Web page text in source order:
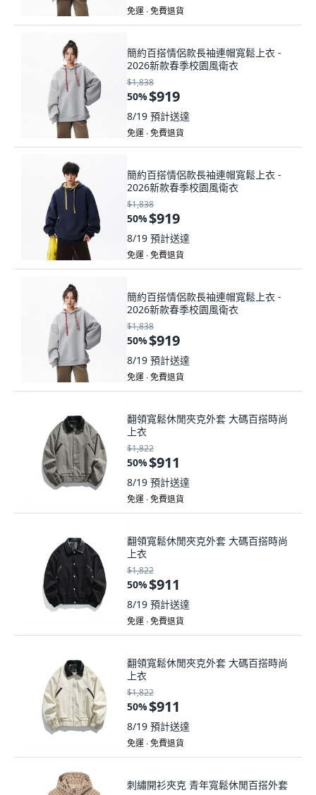
免運 ∙ 免費退貨
簡約百搭情侶款長袖連帽寬鬆上衣 -
2026新款春季校園風衛衣
$1,838
50%$919
8/19 預計送達
免運 ∙ 免費退貨
簡約百搭情侶款長袖連帽寬鬆上衣 -
2026新款春季校園風衛衣
$1,838
50%$919
8/19 預計送達
免運 ∙ 免費退貨
簡約百搭情侶款長袖連帽寬鬆上衣 -
2026新款春季校園風衛衣
$1,838
50%$919
8/19 預計送達
免運 ∙ 免費退貨
翻領寬鬆休閒夾克外套 大碼百搭時尚
上衣
$1,822
50%$911
8/19 預計送達
免運 ∙ 免費退貨
翻領寬鬆休閒夾克外套 大碼百搭時尚
上衣
$1,822
50%$911
8/19 預計送達
免運 ∙ 免費退貨
翻領寬鬆休閒夾克外套 大碼百搭時尚
上衣
$1,822
50%$911
8/19 預計送達
免運 ∙ 免費退貨
刺繡開衫夾克 青年寬鬆休閒百搭外套